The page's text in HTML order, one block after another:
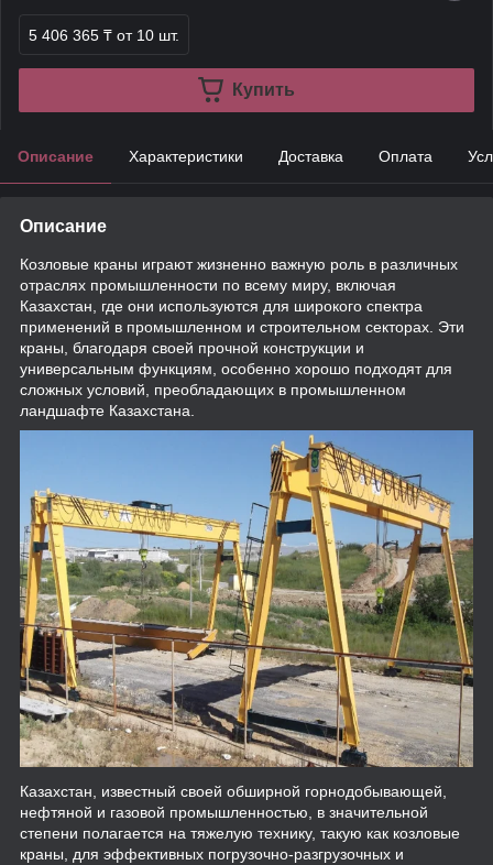
5 406 365 ₸ от 10 шт.
Купить
Описание Характеристики Доставка Оплата
Описание
Козловые краны играют жизненно важную роль в различных
отраслях промышленности по всему миру, включая
Казахстан, где они используются для широкого спектра
применений в промышленном и строительном секторах. Эти
краны, благодаря своей прочной конструкции и
универсальным функциям, особенно хорошо подходят для
сложных условий, преобладающих в промышленном
ландшафте Казахстана.
Казахстан, известный своей обширной горнодобывающей,
нефтяной и газовой промышленностью, в значительной
степени полагается на тяжелую технику, такую как козловые
краны, для эффективных погрузочно-разгрузочных и